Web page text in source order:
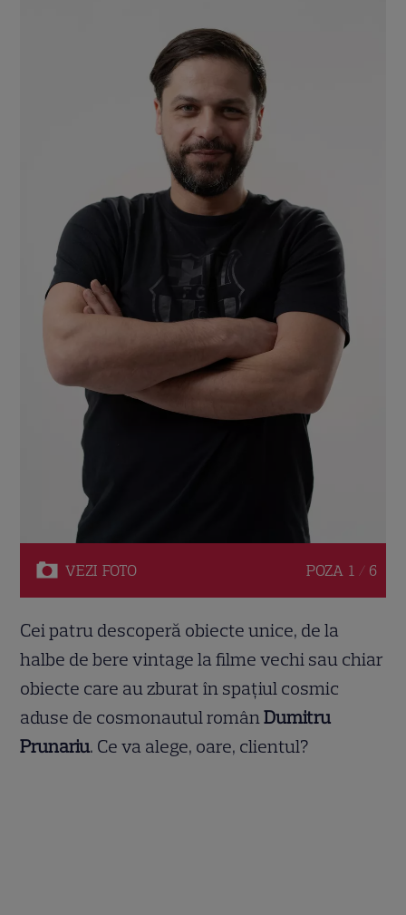
VEZI FOTO POZA 1 / 6
Cei patru descoperă obiecte unice, de la
halbe de bere vintage la filme vechi sau chiar
obiecte care au zburat în spațiul cosmic
aduse de cosmonautul românDumitru
Prunariu. Ce va alege, oare, clientul?